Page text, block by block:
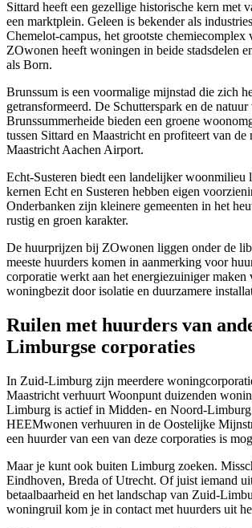
Sittard heeft een gezellige historische kern met
een marktplein. Geleen is bekender als
Chemelot-campus, het grootste chemiecomplex
ZOwonen heeft woningen in beide stadsdelen
als Born.
Brunssum is een voormalige mijnstad die zich
getransformeerd. De Schutterspark en de natuur
Brunssummerheide bieden een groene
tussen Sittard en Maastricht en profiteert van de
Maastricht Aachen Airport.
Echt-Susteren biedt een landelijker woonmilieu
kernen Echt en Susteren hebben eigen
Onderbanken zijn kleinere gemeenten in het
rustig en groen karakter.
De huurprijzen bij ZOwonen liggen onder de
meeste huurders komen in aanmerking voor
corporatie werkt aan het energiezuiniger maken
woningbezit door isolatie en duurzamere
Ruilen met huurders van
Limburgse corporaties
In Zuid-Limburg zijn meerdere
Maastricht verhuurt Woonpunt duizenden
Limburg is actief in Midden- en Noord-
HEEMwonen verhuuren in de Oostelijke
een huurder van een van deze corporaties is
Maar je kunt ook buiten Limburg zoeken.
Eindhoven, Breda ofUtrecht. Of juist iemand
betaalbaarheid en het landschap van Zuid-
woningruil kom je in contact met huurders uit